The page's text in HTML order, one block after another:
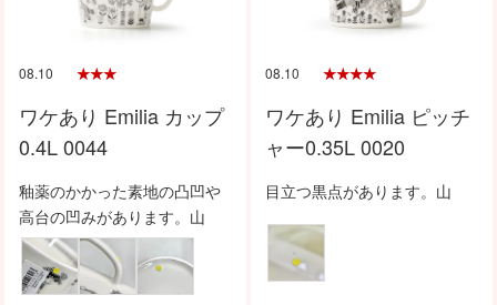
08.10
ワケあり Emilia カップ
0.4L 0044
釉薬のかかった素地の凸凹や
高台の凹みがあります。山
08.10
ワケあり Emilia ピッチ
ャー0.35L 0020
目立つ黒点があります。山